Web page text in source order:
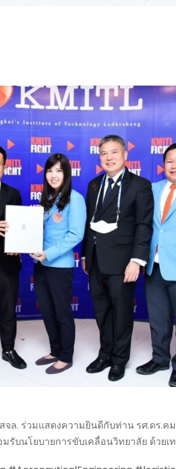
. ร่วมแสดงความยินดีกับท่าน รศ.ดร.ค
บนโยบายการขับเคลื่อนวิทยาลัย ด้วย